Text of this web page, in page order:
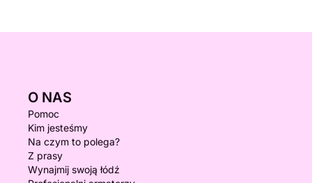
O NAS
Pomoc
Kim jesteśmy
Na czym to polega?
Z prasy
Wynajmij swoją łódź